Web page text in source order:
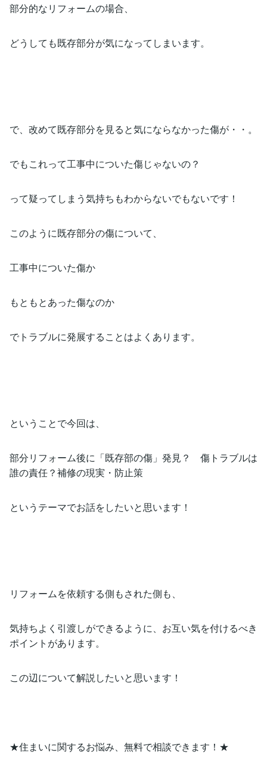
部分的なリフォームの場合、
どうしても既存部分が気になってしまいます。
で、改めて既存部分を見ると気にならなかった傷が・・。
でもこれって工事中についた傷じゃないの？
って疑ってしまう気持ちもわからないでもないです！
このように既存部分の傷について、
工事中についた傷か
もともとあった傷なのか
でトラブルに発展することはよくあります。
ということで今回は、
部分リフォーム後に「既存部の傷」発見？ 傷トラブルは
誰の責任？補修の現実・防止策
というテーマでお話をしたいと思います！
リフォームを依頼する側もされた側も、
気持ちよく引渡しができるように、お互い気を付けるべき
ポイントがあります。
この辺について解説したいと思います！
★住まいに関するお悩み、無料で相談できます！★